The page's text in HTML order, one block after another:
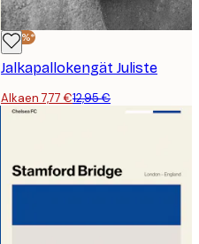
-40%*
Jalkapallokengät Juliste
Alkaen 7,77 €12,95 €